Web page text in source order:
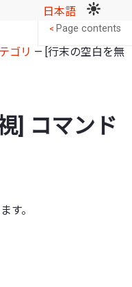
日本語
ゴリ — [行末の空白を無
] コマンド
す。
< Page contents